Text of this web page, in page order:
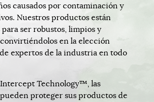
causados por contaminación y
Nuestros productos están
ser robustos, limpios y
en la elección
expertos de la industria en todo
Technology™, las
proteger sus productos de